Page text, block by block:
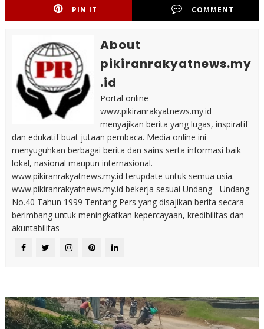
PIN IT COMMENT
About
pikiranrakyatnews.my
.id
Portal online
www.pikiranrakyatnews.my.id
menyajikan berita yang lugas, inspiratif
dan edukatif buat jutaan pembaca. Media online ini
menyuguhkan berbagai berita dan sains serta informasi baik
lokal, nasional maupun internasional.
www.pikiranrakyatnews.my.id terupdate untuk semua usia.
www.pikiranrakyatnews.my.id bekerja sesuai Undang - Undang
No.40 Tahun 1999 Tentang Pers yang disajikan berita secara
berimbang untuk meningkatkan kepercayaan, kredibilitas dan
akuntabilitas